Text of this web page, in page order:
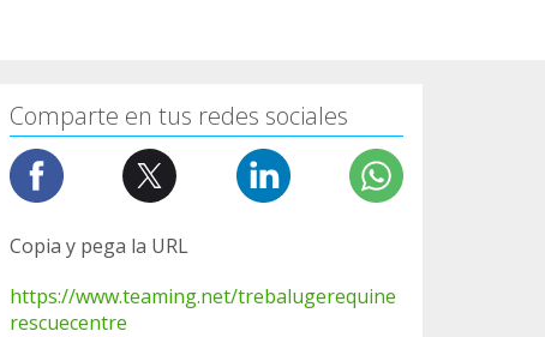
Comparte en tus redes sociales
Copia y pega la URL
https://www.teaming.net/trebalugerequine
rescuecentre